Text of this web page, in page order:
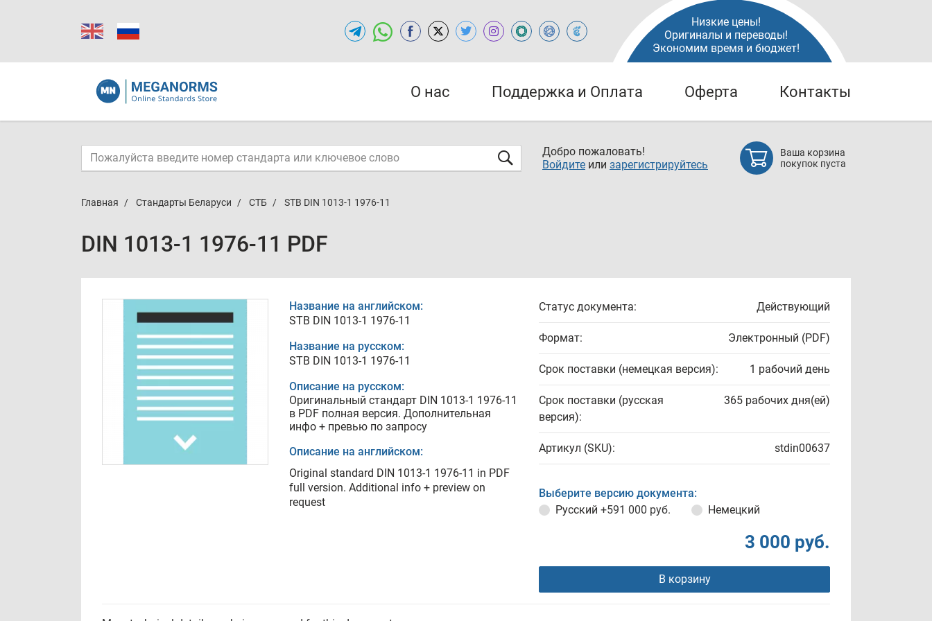
Низкие цены!
Оригиналы и переводы!
Экономим время и бюджет!
О нас Поддержка и Оплата Оферта Контакты
Добро пожаловать!
Войдите или зарегистрируйтесь
Ваша корзина
покупок пуста
Главная Стандарты Беларуси СТБ STB DIN 1013-1 1976-11
DIN 1013-1 1976-11 PDF
Название на английском:
STB DIN 1013-1 1976-11
Название на русском:
STB DIN 1013-1 1976-11
Описание на русском:
Оригинальный стандарт DIN 1013-1 1976-11
в PDF полная версия. Дополнительная
инфо + превью по запросу
Описание на английском:
Original standard DIN 1013-1 1976-11 in PDF
full version. Additional info + preview on
request
Статус документа: Действующий
Формат: Электронный (PDF)
Срок поставки (немецкая версия): 1 рабочий день
Срок поставки (русская
версия):
365 рабочих дня(ей)
Артикул (SKU): stdin00637
Выберите версию документа:
Русский +591 000 руб. Немецкий
3 000 руб.
В корзину